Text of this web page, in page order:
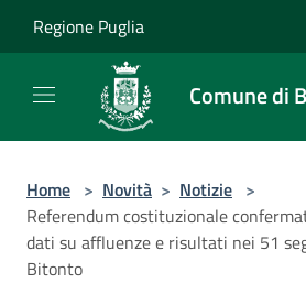
Regione Puglia
Comune di
Home > Novità > Notizie >
Referendum costituzionale
dati su affluenze e risultati nei 51
Bitonto